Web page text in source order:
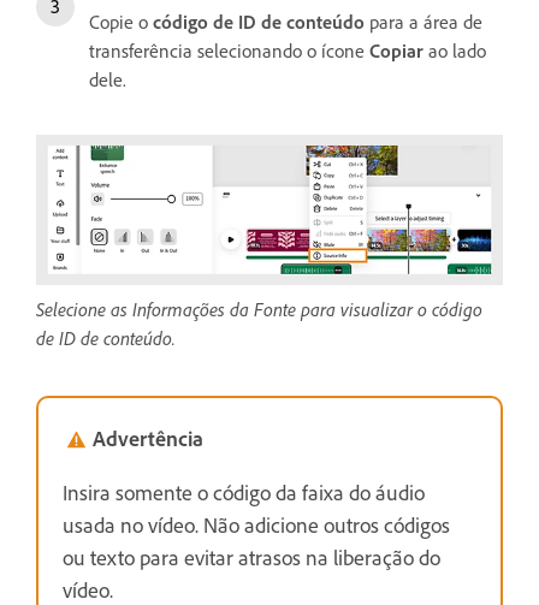
Copie o código de ID de conteúdo para a área de
transferência selecionando o ícone Copiar ao lado
dele.
Selecione as Informações da Fonte para visualizar o código
de ID de conteúdo.
Advertência
Insira somente o código da faixa do áudio
usada no vídeo. Não adicione outros códigos
ou texto para evitar atrasos na liberação do
vídeo.